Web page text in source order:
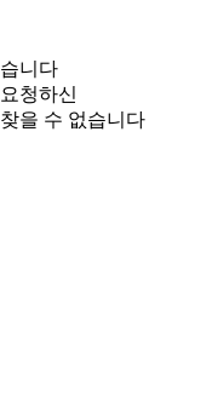
니다
청하신
을 수 없습니다